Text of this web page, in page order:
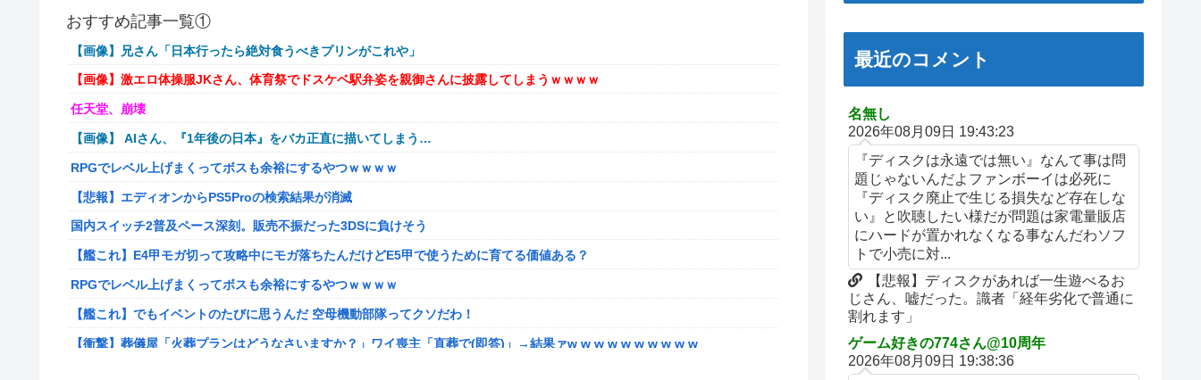
おすすめ記事一覧①
【画像】兄さん「日本行ったら絶対食うべきプリンがこれや」
【画像】激エロ体操服JKさん、体育祭でドスケベ駅弁姿を親御さんに披露してしまうｗｗｗｗ
任天堂、崩壊
【画像】 AIさん、『1年後の日本』をバカ正直に描いてしまう…
RPGでレベル上げまくってボスも余裕にするやつｗｗｗｗ
【悲報】エディオンからPS5Proの検索結果が消滅
国内スイッチ2普及ペース深刻。販売不振だった3DSに負けそう
【艦これ】E4甲モガ切って攻略中にモガ落ちたんだけどE5甲で使うために育てる価値ある？
RPGでレベル上げまくってボスも余裕にするやつｗｗｗｗ
【艦これ】でもイベントのたびに思うんだ 空母機動部隊ってクソだわ！
【衝撃】葬儀屋「火葬プランはどうなさいますか？」ワイ喪主「直葬で(即答)」→結果ァw w w w w w w w w w
最近のコメント
名無し
2026年08月09日 19:43:23
『ディスクは永遠では無い』なんて事は問
題じゃないんだよファンボーイは必死に
『ディスク廃止で生じる損失など存在しな
い』と吹聴したい様だが問題は家電量販店
にハードが置かれなくなる事なんだわソフ
トで小売に対...
【悲報】ディスクがあれば一生遊べるお
じさん、嘘だった。識者「経年劣化で普通に
割れます」
ゲーム好きの774さん@10周年
2026年08月09日 19:38:36